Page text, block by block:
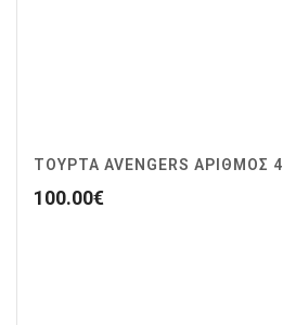
ΤΟΥΡΤΑ AVENGERS ΑΡΙΘΜΌΣ 4
100.00€